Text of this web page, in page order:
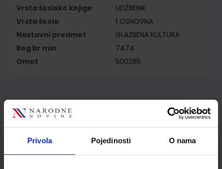
Privola Pojedinosti O nama
Vrsta školske knjige
UDŽBENIK
Vrsta škole
1 OSNOVNA
Nastavni predmet
GLAZBENA KULTURA
Reg br min
7474
Omot
500285
Kupci najčešće biraju..